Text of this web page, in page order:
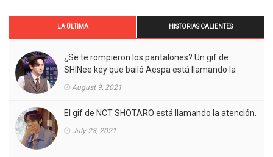
LA ÚLTIMA HISTORIAS CALIENTES
¿Se te rompieron los pantalones? Un gif de
SHINee key que bailó Aespa está llamando la
August 9, 2021
El gif de NCT SHOTARO está llamando la atención.
July 28, 2021